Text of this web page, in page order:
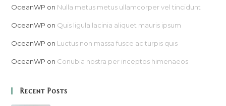
OceanWP on Nulla metus metus ullamcorper vel tincidunt
OceanWP on Quis ligula lacinia aliquet mauris ipsum
OceanWP on Luctus non massa fusce ac turpis quis
OceanWP on Conubia nostra per inceptos himenaeos
Recent Posts